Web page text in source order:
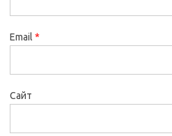
Email *
Сайт